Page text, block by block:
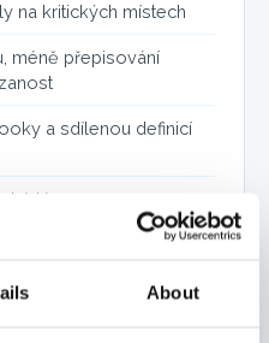
About
na kritických místech
méně přepisování
a sdílenou definicí
týmy